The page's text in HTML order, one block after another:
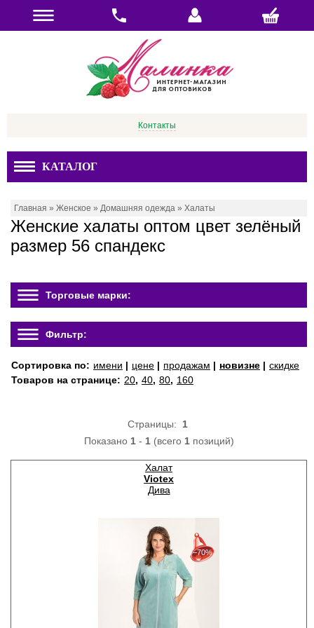
Контакты
КАТАЛОГ
Главная » Женское » Домашняя одежда » Халаты
Женские халаты оптом цвет зелёный
размер 56 спандекс
Торговые марки:
Фильтр:
Сортировка по: имени | цене | продажам | новизне | скидке
Товаров на странице: 20, 40, 80, 160
Страницы: 1
Показано 1- 1(всего 1позиций)
Халат
Viotex
Дива
с 22-07-2026 по 28-07-2026
с 29-07-2026 по 04-08-2026
с 05-08-2026 по 11-08-2026
−70%